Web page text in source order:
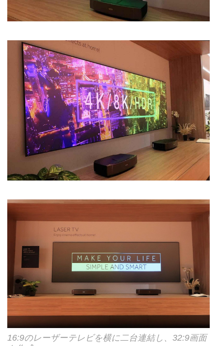
16:9のレーザーテレビを横に二台連結し、32:9画面